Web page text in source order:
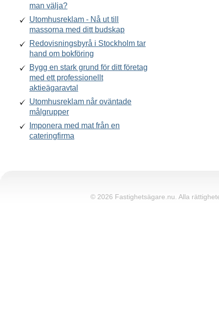
man välja?
Utomhusreklam - Nå ut till
massorna med ditt budskap
Redovisningsbyrå i Stockholm tar
hand om bokföring
Bygg en stark grund för ditt företag
med ett professionellt
aktieägaravtal
Utomhusreklam når oväntade
målgrupper
Imponera med mat från en
cateringfirma
© 2026 Fastighetsägare.nu. Alla